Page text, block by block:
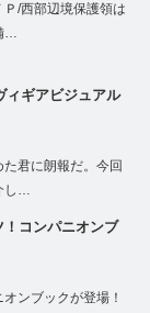
/西部辺境保護領は
…
ィギアビジュアル
君に朗報だ。今回
し…
！コンパニオンブ
ンブックが登場！